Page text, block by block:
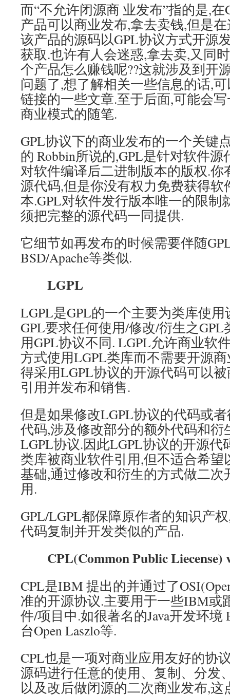
而“不允许闭源商 业发布”指的是,
产品可以商业发布,拿去卖钱,但是
该产品的源码以GPL协议方式开源
获取.也许有人会迷惑,拿去卖,又同
个产品怎么赚钱呢??这就涉及到开
问题了,想了解相关一些信息的话,
链接的一些文章.至于后面,可能会
商业模式的随笔.
GPL协议下的商业发布的一个关键
的 Robbin所说的,GPL是针对软件
对软件编译后二进制版本的版权.
源代码,但是你没有权力免费获得软
本.GPL对软件发行版本唯一的限制
须把完整的源代码一同提供.
它细节如再发布的时候需要伴随
BSD/Apache等类似.
LGPL
LGPL是GPL的一个主要为类库使
GPL要求任何使用/修改/衍生之
用GPL协议不同. LGPL允许商业软
方式使用LGPL类库而不需要开源
得采用LGPL协议的开源代码可以
引用并发布和销售.
但是如果修改LGPL协议的代码或
代码,涉及修改部分的额外代码和
LGPL协议.因此LGPL协议的开源代
类库被商业软件引用,但不适合希望
基础,通过修改和衍生的方式做二次
用.
GPL/LGPL都保障原作者的知识产
代码复制并开发类似的产品.
CPL(Common Public Liecense)
CPL是IBM 提出的并通过了
准的开源协议.主要用于一些IBM或
件/项目中.如很著名的Java开发环境
台Open Laszlo等.
CPL也是一项对商业应用友好的协
源码进行任意的使用、复制、分发
以及改后做闭源的二次商业发布,这